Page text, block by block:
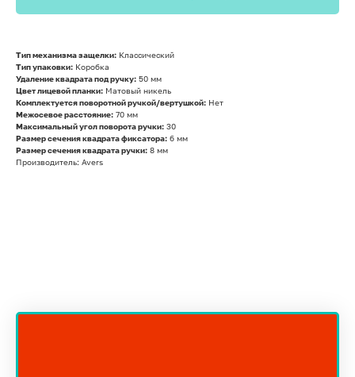
Тип механизма защелки: Классический
Тип упаковки: Коробка
Удаление квадрата под ручку: 50 мм
Цвет лицевой планки: Матовый никель
Комплектуется поворотной ручкой/вертушкой: Нет
Межосевое расстояние: 70 мм
Максимальный угол поворота ручки: 30
Размер сечения квадрата фиксатора: 6 мм
Размер сечения квадрата ручки: 8 мм
Производитель: Avers